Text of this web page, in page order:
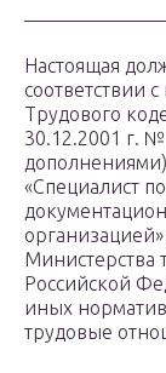
Настоящая
соответствии
Трудового
30.12.2001 г.
«Специалист
Министерства
Российской
иных
трудовые